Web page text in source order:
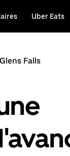
Uber Eats
Falls